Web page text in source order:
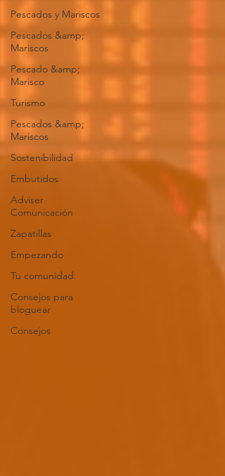
Pescados y Mariscos
Pescados &amp;
Mariscos
Pescado &amp;
Marisco
Turismo
Pescados &amp;
Mariscos
Sostenibilidad
Embutidos
Adviser
Comunicación
Zapatillas
Empezando
Tu comunidad
Consejos para
bloguear
Consejos